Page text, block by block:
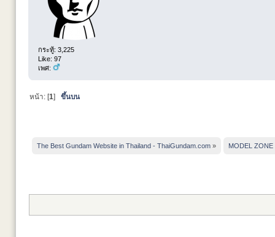
กระทู้: 3,225
Like: 97
เพศ:
หน้า: [1] ขึ้นบน
The Best Gundam Website in Thailand - ThaiGundam.com » MODEL ZONE